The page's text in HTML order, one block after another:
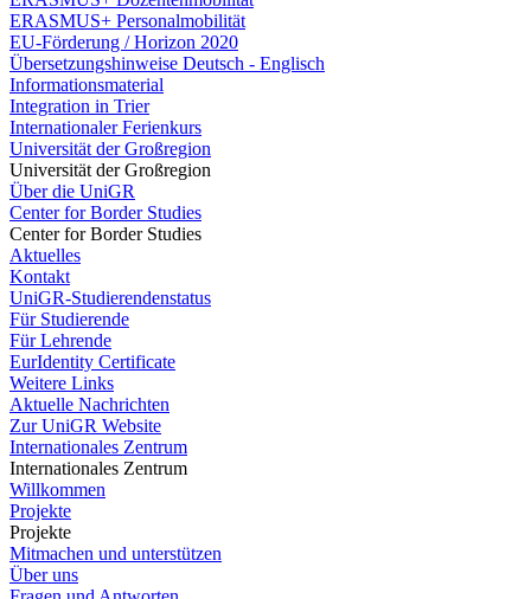
ERASMUS+ Personalmobilität
EU-Förderung / Horizon 2020
Übersetzungshinweise Deutsch - Englisch
Informationsmaterial
Integration in Trier
Internationaler Ferienkurs
Universität der Großregion
Universität der Großregion
Über die UniGR
Center for Border Studies
Center for Border Studies
Aktuelles
Kontakt
UniGR-Studierendenstatus
Für Studierende
Für Lehrende
EurIdentity Certificate
Weitere Links
Aktuelle Nachrichten
Zur UniGR Website
Internationales Zentrum
Internationales Zentrum
Willkommen
Projekte
Projekte
Mitmachen und unterstützen
Über uns